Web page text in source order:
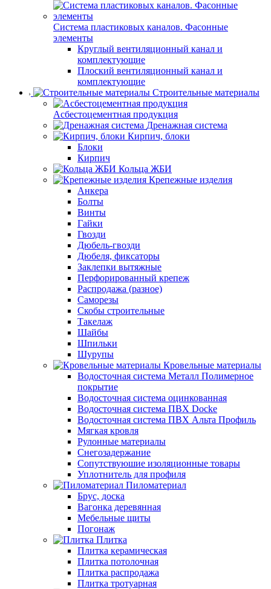
Система пластиковых каналов. Фасонные
элементы
Круглый вентиляционный канал и
комплектующие
Плоский вентиляционный канал и
комплектующие
Строительные материалы
Асбестоцементная продукция
Дренажная система
Кирпич, блоки
Блоки
Кирпич
Кольца ЖБИ
Крепежные изделия
Анкера
Болты
Винты
Гайки
Гвозди
Дюбель-гвозди
Дюбеля, фиксаторы
Заклепки вытяжные
Перфорированный крепеж
Распродажа (разное)
Саморезы
Скобы строительные
Такелаж
Шайбы
Шпильки
Шурупы
Кровельные материалы
Водосточная система Металл Полимерное
покрытие
Водосточная система оцинкованная
Водосточная система ПВХ Docke
Водосточная система ПВХ Альта Профиль
Мягкая кровля
Рулонные материалы
Снегозадержание
Сопутствуюшие изоляционные товары
Уплотнитель для профиля
Пиломатериал
Брус, доска
Вагонка деревянная
Мебельные щиты
Погонаж
Плитка
Плитка керамическая
Плитка потолочная
Плитка распродажа
Плитка тротуарная